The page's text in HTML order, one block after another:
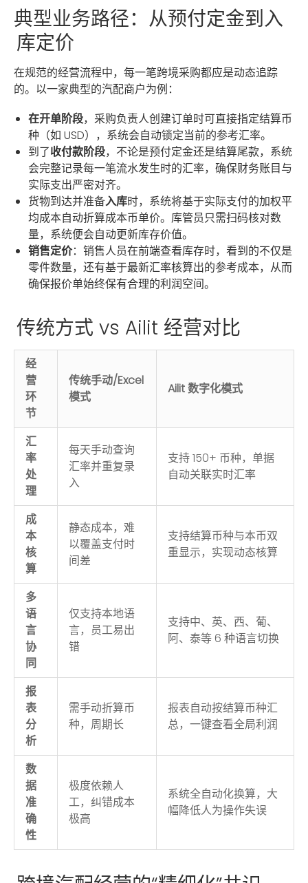
典型业务路径：从预付定金到入
库定价
在规范的经营流程中，每一笔跨境采购都应是动态追踪
的。以一家典型的汽配商户为例：
在开单阶段，采购负责人创建订单时可直接指定结算币
种（如 USD），系统会自动锁定当前的参考汇率。
到了收付款阶段，不论是预付定金还是结算尾款，系统
会完整记录每一笔流水发生时的汇率，确保财务账目与
实际支出严密对齐。
货物到达并准备入库时，系统将基于实际支付的加权平
均成本自动折算成本币单价。库管员只需扫码核对数
量，系统便会自动更新库存价值。
销售定价：销售人员在前端查看库存时，看到的不仅是
零件数量，还有基于最新汇率核算出的参考成本，从而
确保报价单始终保有合理的利润空间。
传统方式 vs Ailit 经营对比
经
营
环
节
传统手动/Excel
模式
Ailit 数字化模式
汇
率
处
理
每天手动查询
汇率并重复录
入
支持 150+ 币种，单据
自动关联实时汇率
成
本
核
算
静态成本，难
以覆盖支付时
间差
支持结算币种与本币双
重显示，实现动态核算
多
语
言
协
同
仅支持本地语
言，员工易出
错
支持中、英、西、葡、
阿、泰等 6 种语言切换
报
表
分
析
需手动折算币
种，周期长
报表自动按结算币种汇
总，一键查看全局利润
数
据
准
确
性
极度依赖人
工，纠错成本
极高
系统全自动化换算，大
幅降低人为操作失误